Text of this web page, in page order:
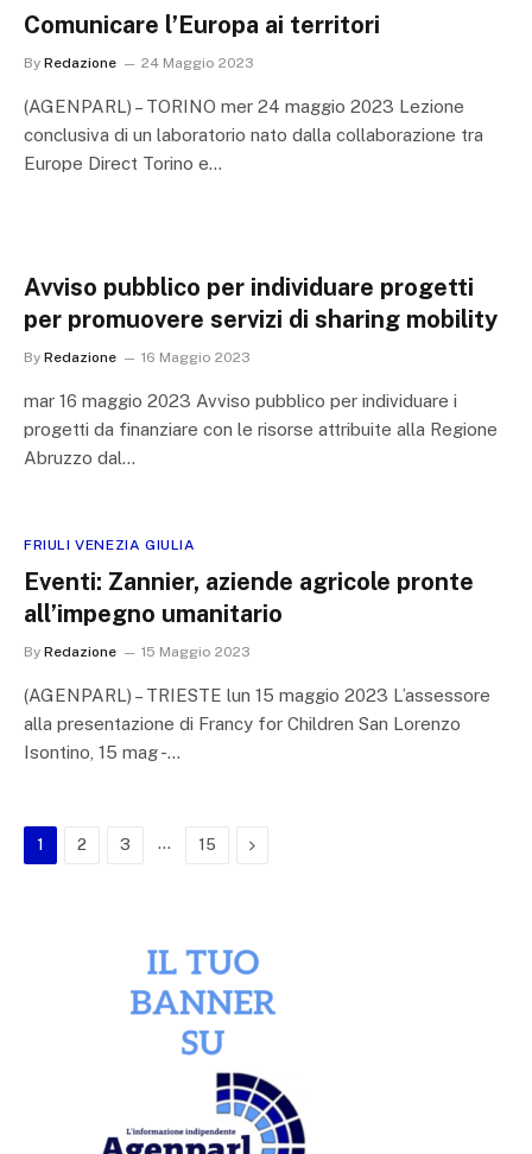
Comunicare l’Europa ai territori
By Redazione 24 Maggio 2023
(AGENPARL) – TORINO mer 24 maggio 2023 Lezione
conclusiva di un laboratorio nato dalla collaborazione tra
Europe Direct Torino e…
Avviso pubblico per individuare progetti
per promuovere servizi di sharing mobility
By Redazione 16 Maggio 2023
mar 16 maggio 2023 Avviso pubblico per individuare i
progetti da finanziare con le risorse attribuite alla Regione
Abruzzo dal…
FRIULI VENEZIA GIULIA
Eventi: Zannier, aziende agricole pronte
all’impegno umanitario
By Redazione 15 Maggio 2023
(AGENPARL) – TRIESTE lun 15 maggio 2023 L’assessore
alla presentazione di Francy for Children San Lorenzo
Isontino, 15 mag -…
1 2 3 … 15 Next